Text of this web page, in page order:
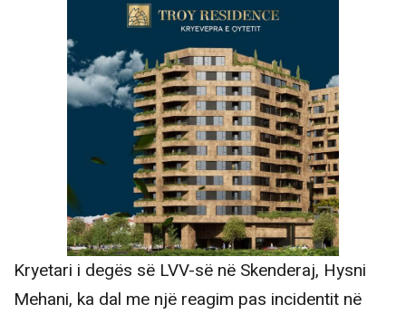
Kryetari i degës së LVV-së në Skenderaj, Hysni
Mehani, ka dal me një reagim pas incidentit në